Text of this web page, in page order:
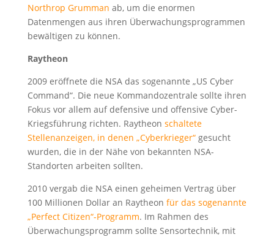
Northrop Grumman ab, um die enormen
Datenmengen aus ihren Überwachungsprogrammen
bewältigen zu können.
Raytheon
2009 eröffnete die NSA das sogenannte „US Cyber
Command“. Die neue Kommandozentrale sollte ihren
Fokus vor allem auf defensive und offensive Cyber-
Kriegsführung richten. Raytheon schaltete
Stellenanzeigen, in denen „Cyberkrieger“gesucht
wurden, die in der Nähe von bekannten NSA-
Standorten arbeiten sollten.
2010 vergab die NSA einen geheimen Vertrag über
100 Millionen Dollar an Raytheon für das sogenannte
„Perfect Citizen“-Programm. Im Rahmen des
Überwachungsprogramm sollte Sensortechnik, mit